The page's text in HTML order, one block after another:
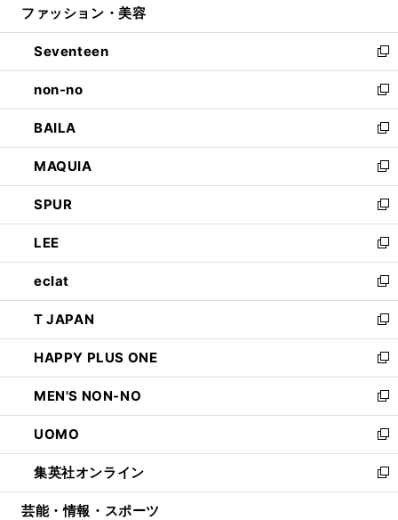
開
く
ウ
で
開
く
ン
ド
ウ
で
開
く
ファッション・美容
Seventeen
新
し
い
ウ
ィ
ン
ド
ウ
で
開
く
non-no
新
し
い
ウ
ィ
ン
ド
ウ
で
開
く
BAILA
新
し
い
ウ
ィ
ン
ド
ウ
で
開
く
MAQUIA
新
し
い
ウ
ィ
ン
ド
ウ
で
開
く
SPUR
新
し
い
ウ
ィ
ン
ド
ウ
で
開
く
LEE
新
し
い
ウ
ィ
ン
ド
ウ
で
開
く
eclat
新
し
い
ウ
ィ
ン
ド
ウ
で
開
く
T JAPAN
新
し
い
ウ
ィ
ン
ド
ウ
で
開
HAPPY PLUS ONE
新
し
い
ウ
ィ
ン
ド
ウ
MEN'S NON-NO
新
し
い
ウ
ィ
ン
UOMO
新
し
い
ウ
集英社オンライン
新
し
芸能・情報・スポーツ